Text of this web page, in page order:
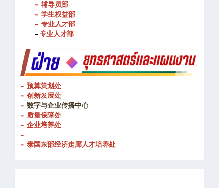
-社区发展部
- 辅导员部
- 学生权益部
- 专业人才部
-专业人才部
- 预算策划处
- 创新发展处
- 数字与企业传播中心
- 质量保障处
- 企业培养处
-
- 泰国东部经济走廊人才培养处